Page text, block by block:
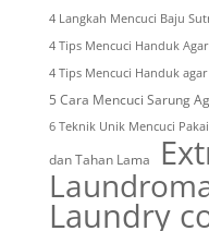
4 Langkah Mencuci Baju
4 Tips Mencuci Handuk
4 Tips Mencuci Handuk
5 Cara Mencuci Sarung
6 Teknik Unik Mencuci
dan Tahan Lama
Laundry